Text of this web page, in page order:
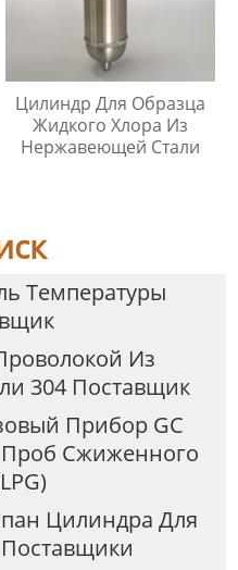
Цилиндр Для Образца
Жидкого Хлора Из
Нержавеющей Стали
Температуры
Из
304 Поставщик
Прибор GC
Сжиженного
Цилиндра Для